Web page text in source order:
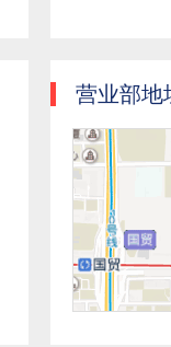
营业部地